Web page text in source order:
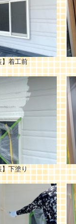
】着工前
】下塗り